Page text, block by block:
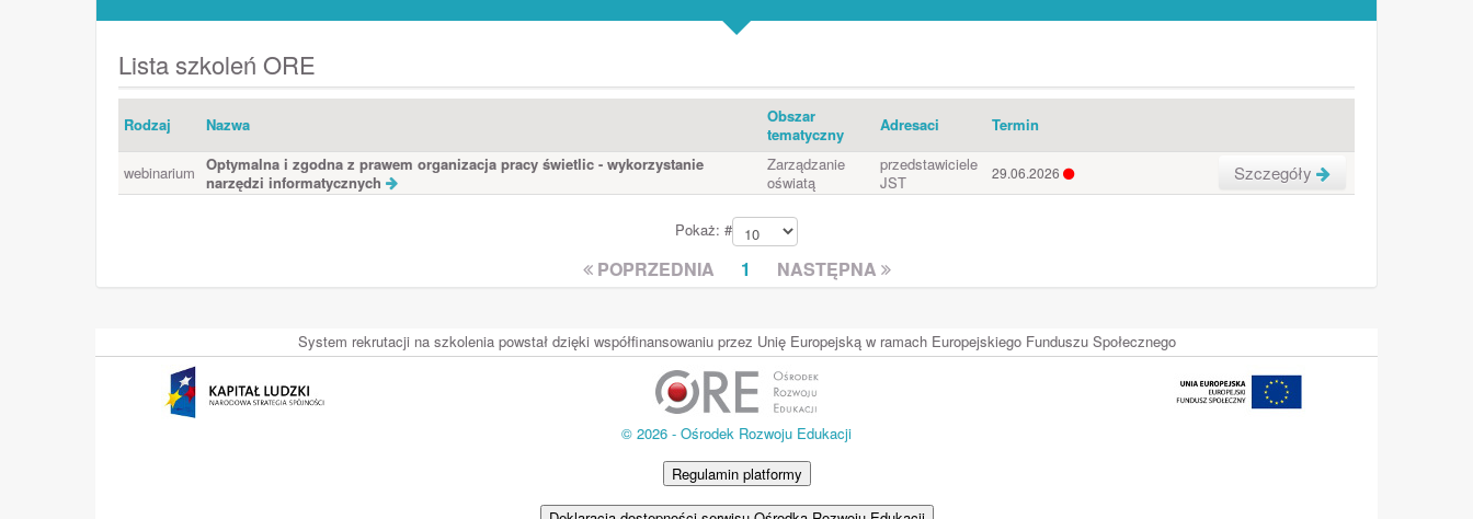
Lista szkoleń ORE
Rodzaj Nazwa
Obszar
tematyczny
Adresaci Termin
webinarium Optymalna i zgodna z prawem organizacja pracy świetlic - wykorzystanie
narzędzi informatycznych
Zarządzanie
oświatą
przedstawiciele
JST
29.06.2026 Szczegóły
Pokaż: #
POPRZEDNIA 1 NASTĘPNA
System rekrutacji na szkolenia powstał dzięki współfinansowaniu przez Unię Europejską w ramach Europejskiego Funduszu Społecznego
© 2026 - Ośrodek Rozwoju Edukacji
Regulamin platformy